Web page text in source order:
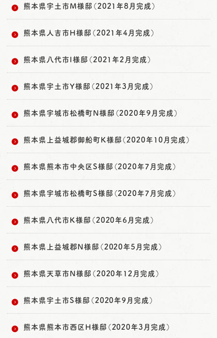
熊本県宇土市M様邸（2021年8月完成）
熊本県人吉市H様邸（2021年4月完成）
熊本県八代市I様邸（2021年2月完成）
熊本県宇土市Y様邸（2021年3月完成）
熊本県宇城市松橋町N様邸（2020年9月完成）
熊本県上益城郡御船町K様邸（2020年10月完成）
熊本県熊本市中央区S様邸（2020年7月完成）
熊本県宇城市松橋町S様邸（2020年7月完成）
熊本県八代市K様邸（2020年6月完成）
熊本県上益城郡N様邸（2020年5月完成）
熊本県天草市N様邸（2020年12月完成）
熊本県宇土市S様邸（2020年9月完成）
熊本県熊本市西区H様邸（2020年3月完成）